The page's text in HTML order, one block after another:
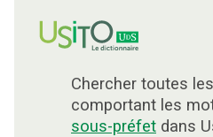
Chercher toutes
comportant les
sous-préfet dans